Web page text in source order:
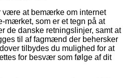
være at bemærke om internet
mærket, som er et tegn på at
de danske retningslinjer, samt at
til af fagmænd der behersker
tilbydes du mulighed for at
for besvær som følge af dit